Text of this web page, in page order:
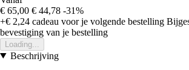
€ 65,00 € 44,78 -31%
+€ 2,24 cadeau voor je volgende bestelling
bevestiging van je bestelling
Loading...
Beschrijving